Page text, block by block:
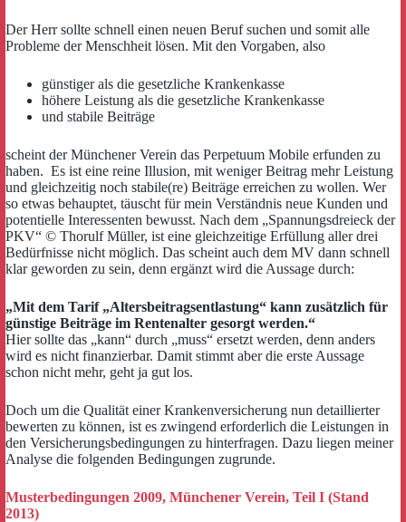
Der Herr sollte schnell einen neuen Beruf suchen und somit alle
Probleme der Menschheit lösen. Mit den Vorgaben, also
günstiger als die gesetzliche Krankenkasse
höhere Leistung als die gesetzliche Krankenkasse
und stabile Beiträge
scheint der Münchener Verein das Perpetuum Mobile erfunden zu
haben. Es ist eine reine Illusion, mit weniger Beitrag mehr Leistung
und gleichzeitig noch stabile(re) Beiträge erreichen zu wollen. Wer
so etwas behauptet, täuscht für mein Verständnis neue Kunden und
potentielle Interessenten bewusst. Nach dem „Spannungsdreieck der
PKV“ © Thorulf Müller, ist eine gleichzeitige Erfüllung aller drei
Bedürfnisse nicht möglich. Das scheint auch dem MV dann schnell
klar geworden zu sein, denn ergänzt wird die Aussage durch:
„Mit dem Tarif „Altersbeitragsentlastung“ kann zusätzlich für
günstige Beiträge im Rentenalter gesorgt werden.“
Hier sollte das „kann“ durch „muss“ ersetzt werden, denn anders
wird es nicht finanzierbar. Damit stimmt aber die erste Aussage
schon nicht mehr, geht ja gut los.
Doch um die Qualität einer Krankenversicherung nun detaillierter
bewerten zu können, ist es zwingend erforderlich die Leistungen in
den Versicherungsbedingungen zu hinterfragen. Dazu liegen meiner
Analyse die folgenden Bedingungen zugrunde.
Musterbedingungen 2009, Münchener Verein, Teil I (Stand
2013)